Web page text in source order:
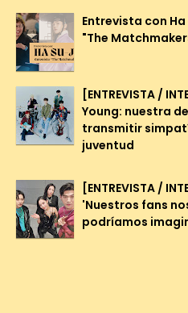
Entrevista con
"The
[ENTREVISTA /
Young: nuestra
transmitir
juventud
[ENTREVISTA /
'Nuestros fans
podríamos